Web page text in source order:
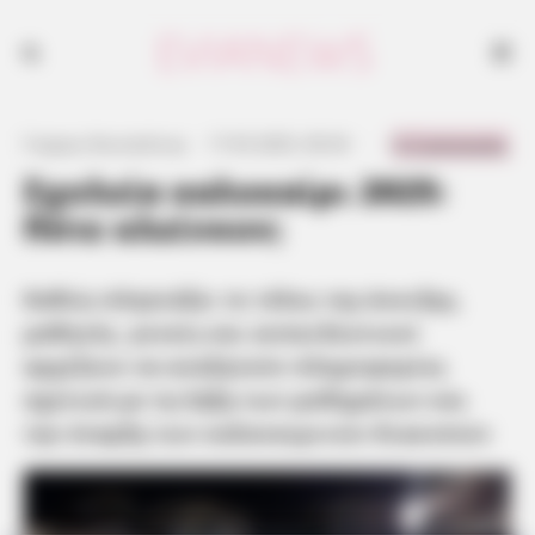
Σχολεία καλοκαίρι 2025:
Πότε κλείνουν;
Καθώς πλησιάζει το τέλος της άνοιξης,
αρχίζουν να αναζητούν πληροφορίες